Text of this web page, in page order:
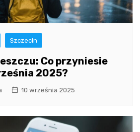
Szczecin
Co przyniesie
2025?
10 września 2025